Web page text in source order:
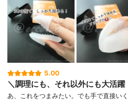
5.00
＼調理にも、それ以外にも大活躍
あ、これをつまみたい。でも手で直接い